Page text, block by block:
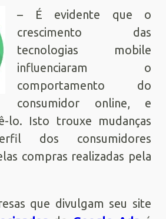
– É evidente que o
crescimento das
tecnologias mobile
influenciaram o
comportamento do
consumidor online, e
lo. Isto trouxe mudanças
dos consumidores
compras realizadas pela
que divulgam seu site